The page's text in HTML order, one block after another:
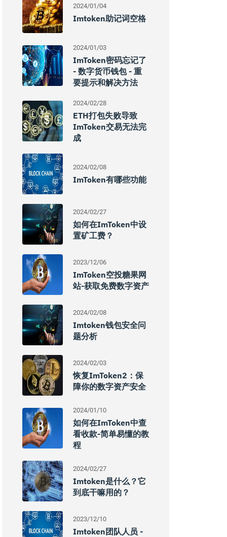
2024/01/04
Imtoken助记词空格
2024/01/03
ImToken密码忘记了
- 数字货币钱包 - 重
要提示和解决方法
2024/02/28
ETH打包失败导致
ImToken交易无法完
成
2024/02/08
ImToken有哪些功能
2024/02/27
如何在imToken中设
置矿工费？
2023/12/06
ImToken空投糖果网
站-获取免费数字资产
2024/02/08
Imtoken钱包安全问
题分析
2024/02/03
恢复imToken2：保
障你的数字资产安全
2024/01/10
如何在imToken中查
看收款-简单易懂的教
程
2024/02/27
Imtoken是什么？它
到底干嘛用的？
2023/12/10
Imtoken团队人员 -